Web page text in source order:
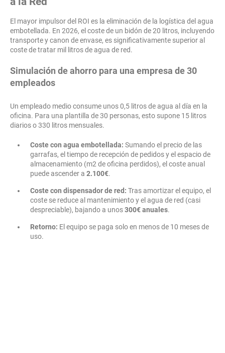
El mayor impulsor del ROI es la eliminación de la logística del agua
embotellada. En 2026, el coste de un bidón de 20 litros, incluyendo
transporte y canon de envase, es significativamente superior al
coste de tratar mil litros de agua de red.
Simulación de ahorro para una empresa de 30
empleados
Un empleado medio consume unos 0,5 litros de agua al día en la
oficina. Para una plantilla de 30 personas, esto supone 15 litros
diarios o 330 litros mensuales.
Coste con agua embotellada: Sumando el precio de las
garrafas, el tiempo de recepción de pedidos y el espacio de
almacenamiento (m2 de oficina perdidos), el coste anual
puede ascender a 2.100€.
Coste con dispensador de red: Tras amortizar el equipo, el
coste se reduce al mantenimiento y el agua de red (casi
despreciable), bajando a unos300€ anuales.
Retorno: El equipo se paga solo en menos de 10 meses de
uso.